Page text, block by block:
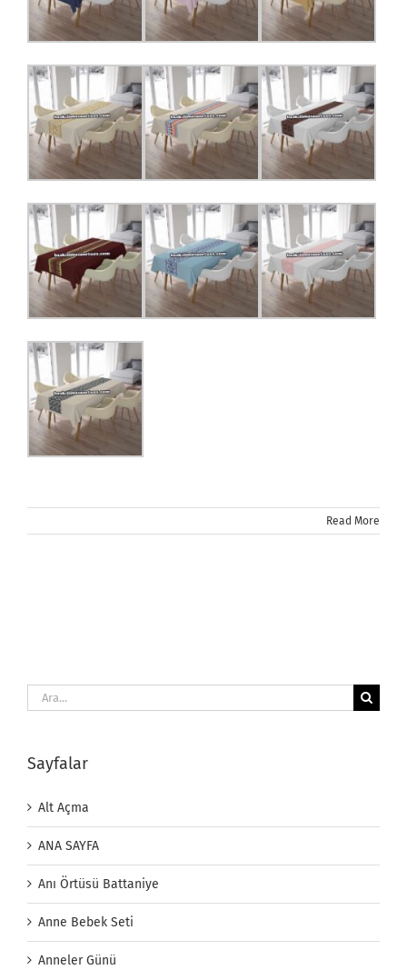
Read More
Ara:
Sayfalar
Alt Açma
ANA SAYFA
Anı Örtüsü Battaniye
Anne Bebek Seti
Anneler Günü